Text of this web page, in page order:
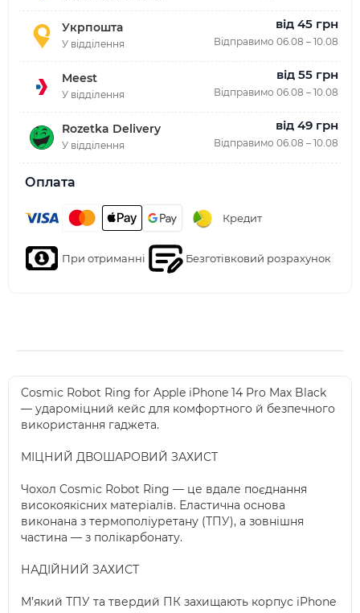
Укрпошта
У відділення
від 45 грн
Відправимо 06.08 – 10.08
Meest
У відділення
від 55 грн
Відправимо 06.08 – 10.08
Rozetka Delivery
У відділення
від 49 грн
Відправимо 06.08 – 10.08
Оплата
Кредит
При отриманні Безготівковий розрахунок
Cosmic Robot Ring for Apple iPhone 14 Pro Max Black
— удароміцний кейс для комфортного й безпечного
використання гаджета.
МІЦНИЙ ДВОШАРОВИЙ ЗАХИСТ
Чохол Cosmic Robot Ring — це вдале поєднання
високоякісних матеріалів. Еластична основа
виконана з термополіуретану (ТПУ), а зовнішня
частина — з полікарбонату.
НАДІЙНИЙ ЗАХИСТ
М’який ТПУ та твердий ПК захищають корпус iPhone